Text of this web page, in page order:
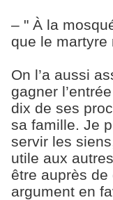
– " À la
que le martyre
On l’a aussi
gagner
dix de ses
sa famille. Je
servir les
utile aux
être auprès
argument en